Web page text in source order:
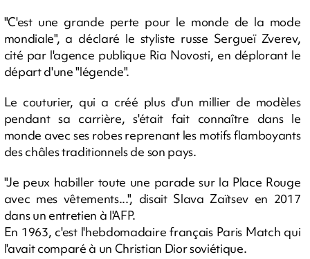
"C'est une grande perte pour le monde de la mode
mondiale", a déclaré le styliste russe Sergueï Zverev,
cité par l'agence publique Ria Novosti, en déplorant le
départ d'une "légende".
Le couturier, qui a créé plus d'un millier de modèles
pendant sa carrière, s'était fait connaître dans le
monde avec ses robes reprenant les motifs flamboyants
des châles traditionnels de son pays.
"Je peux habiller toute une parade sur la Place Rouge
avec mes vêtements...", disait Slava Zaïtsev en 2017
dans un entretien à l'AFP.
En 1963, c'est l'hebdomadaire français Paris Match qui
l'avait comparé à un Christian Dior soviétique.